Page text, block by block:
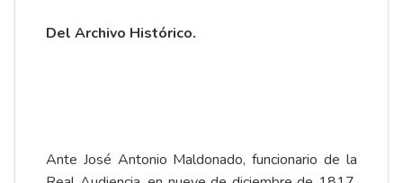
Del Archivo Histórico.
Ante José Antonio Maldonado, funcionario de la